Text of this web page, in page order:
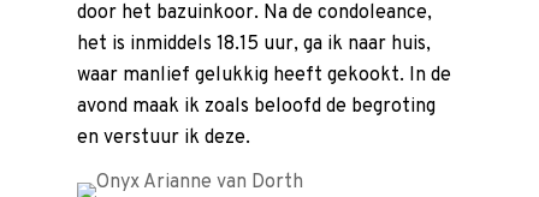
door het bazuinkoor. Na de condoleance,
het is inmiddels 18.15 uur, ga ik naar huis,
waar manlief gelukkig heeft gekookt. In de
avond maak ik zoals beloofd de begroting
en verstuur ik deze.